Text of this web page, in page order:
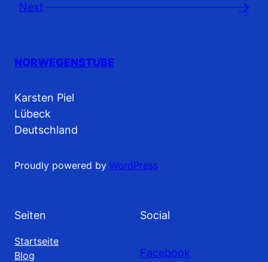
Next →
NORWEGENSTUBE
Karsten Piel
Lübeck
Deutschland
Proudly powered by WordPress
Seiten
Startseite
Blog
Social
Facebook